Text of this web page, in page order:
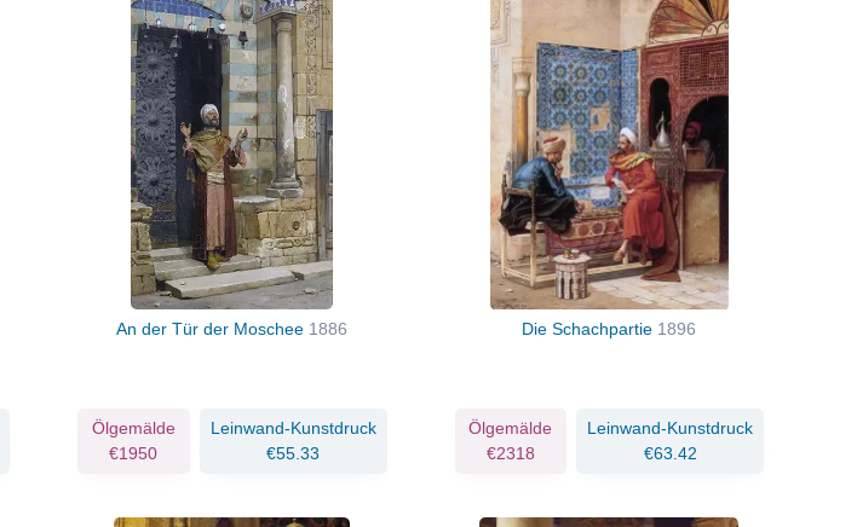
An der Tür der Moschee 1886
Ölgemälde
€1950
Leinwand-Kunstdruck
€55.33
Die Schachpartie 1896
Ölgemälde
€2318
Leinwand-Kunstdruck
€63.42